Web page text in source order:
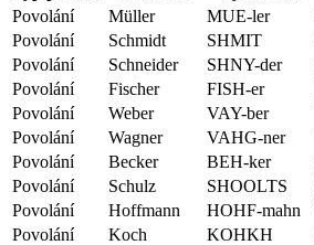
Povolání
Müller MUE-ler
Povolání
Schmidt SHMIT
Povolání
Schneider SHNY-der
Povolání
Fischer FISH-er
Povolání
Weber VAY-ber
Povolání
Wagner VAHG-ner
Povolání
Becker BEH-ker
Povolání
Schulz SHOOLTS
Povolání
Hoffmann HOHF-mahn
Povolání
Koch KOHKH